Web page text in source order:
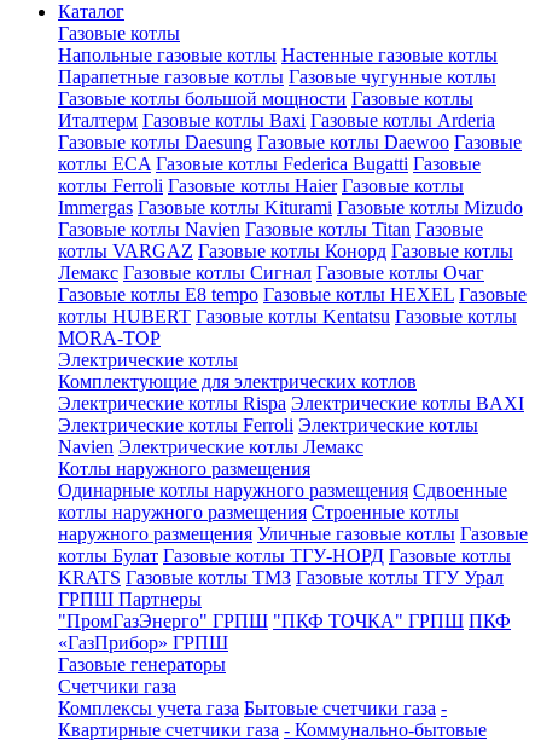
Каталог
Газовые котлы
Напольные газовые котлы Настенные газовые котлы
Парапетные газовые котлы Газовые чугунные котлы
Газовые котлы большой мощности Газовые котлы
Италтерм Газовые котлы Baxi Газовые котлы Arderia
Газовые котлы Daesung Газовые котлы Daewoo Газовые
котлы ECA Газовые котлы Federica Bugatti Газовые
котлы Ferroli Газовые котлы Haier Газовые котлы
Immergas Газовые котлы Kiturami Газовые котлы Mizudo
Газовые котлы Navien Газовые котлы Titan Газовые
котлы VARGAZ Газовые котлы Конорд Газовые котлы
Лемакс Газовые котлы Сигнал Газовые котлы Очаг
Газовые котлы E8 tempo Газовые котлы HEXEL Газовые
котлы HUBERT Газовые котлы Kentatsu Газовые котлы
MORA-TOP
Электрические котлы
Комплектующие для электрических котлов
Электрические котлы Rispa Электрические котлы BAXI
Электрические котлы Ferroli Электрические котлы
Navien Электрические котлы Лемакс
Котлы наружного размещения
Одинарные котлы наружного размещения Сдвоенные
котлы наружного размещения Строенные котлы
наружного размещения Уличные газовые котлы Газовые
котлы Булат Газовые котлы ТГУ-НОРД Газовые котлы
KRATS Газовые котлы ТМЗ Газовые котлы ТГУ Урал
ГРПШ Партнеры
"ПромГазЭнерго" ГРПШ "ПКФ ТОЧКА" ГРПШ ПКФ
«ГазПрибор» ГРПШ
Газовые генераторы
Счетчики газа
Комплексы учета газа Бытовые счетчики газа -
Квартирные счетчики газа - Коммунально-бытовые